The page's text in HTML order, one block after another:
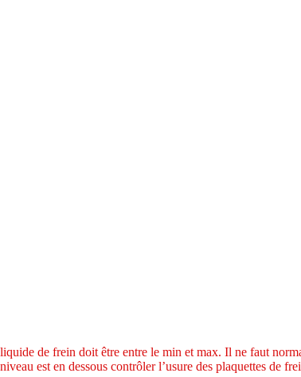
de frein doit être entre le min et max. Il ne faut
est en dessous contrôler l’usure des plaquettes de